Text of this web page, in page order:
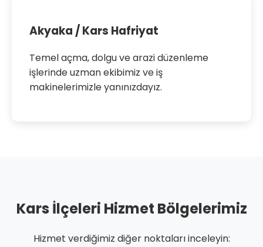
Akyaka / Kars Hafriyat
Temel açma, dolgu ve arazi düzenleme
işlerinde uzman ekibimiz ve iş
makinelerimizle yanınızdayız.
Kars İlçeleri Hizmet Bölgelerimiz
Hizmet verdiğimiz diğer noktaları inceleyin: